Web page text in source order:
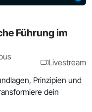
Führung im
Livestream
Prinzipien und
dein